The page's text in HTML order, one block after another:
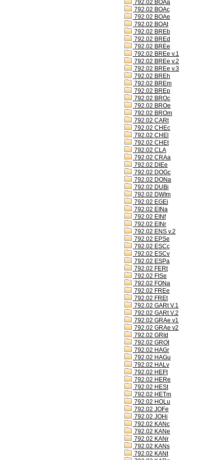
792.02 BOAa
792.02 BOAc
792.02 BOAe
792.02 BOAt
792.02 BREb
792.02 BREd
792.02 BREe
792.02 BREe v.1
792.02 BREe v.2
792.02 BREe v.3
792.02 BREh
792.02 BREm
792.02 BREp
792.02 BROc
792.02 BROe
792.02 BROm
792.02 CARt
792.02 CHEc
792.02 CHEl
792.02 CHEt
792.02 CLA
792.02 CRAa
792.02 DIEe
792.02 DOGc
792.02 DONa
792.02 DUBi
792.02 DWIm
792.02 EGEi
792.02 EINa
792.02 EINf
792.02 EINr
792.02 ENS v.2
792.02 EPSe
792.02 ESCc
792.02 ESCv
792.02 ESPa
792.02 FERt
792.02 FISe
792.02 FONa
792.02 FREe
792.02 FREt
792.02 GARt V.1
792.02 GARt V.2
792.02 GRAe v1
792.02 GRAe v2
792.02 GRId
792.02 GROt
792.02 HAGr
792.02 HAGu
792.02 HALv
792.02 HEFt
792.02 HERe
792.02 HESt
792.02 HETm
792.02 HOLu
792.02 JOFe
792.02 JOHi
792.02 KANc
792.02 KANe
792.02 KANr
792.02 KANs
792.02 KANt